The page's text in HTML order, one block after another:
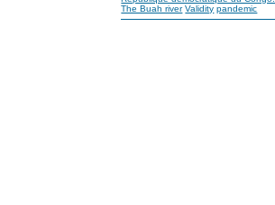
The Buah river Validity pandemic